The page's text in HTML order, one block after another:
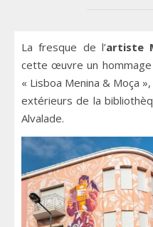
La fresque de l’artiste
cette œuvre un hommage
« Lisboa Menina & Moça
extérieurs de la
Alvalade.